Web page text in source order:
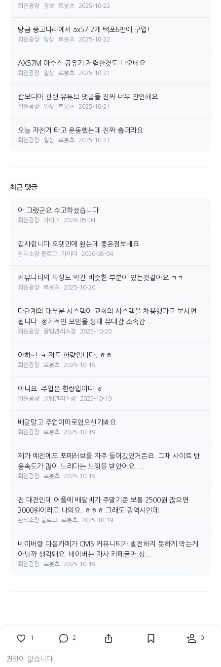
1 2 0
권한이 없습니다.
회원광장 정보 로봇츠 2025-10-22
방금 중고나라에서 ax57 2개 택포6만에 구입!
회원광장 일상 로봇츠 2025-10-22
AX57M 아수스 공유기 저렴한것도 나오네요
회원광장 일상 로봇츠 2025-10-21
캄보디아 관련 유튜브 댓글들 진짜 너무 잔인해요
회원광장 일상 로봇츠 2025-10-21
오늘 자전거 타고 운동했는데 진짜 춥더라요
회원광장 일상 로봇츠 2025-10-21
최근 댓글
아 그랬군요 수고하셨습니다
회원광장 가이더 2026-05-04
감사합니다 오랫민에 욌는데 좋은정보네요
관리소장 블로그 가이더 2026-05-04
커뮤니티의 특성도 약간 비슷한 부분이 있는것같아요 ㅋㅋ
회원광장 로봇츠 2025-10-20
다단계의 대부분 시스템이 교회의 시스템을 차용했다고 보시면
됩니다. 정기적인 모임을 통해 유대감 소속감...
회원광장 꿀팁관리소장 2025-10-20
아하~! ㅋ 저도 한량입니다. ㅎㅎ
회원광장 로봇츠 2025-10-19
아니요. 주업은 한량입이다 ㅎ
회원광장 꿀팁관리소장 2025-10-19
배달말고 주업이따로있으신기봐요
회원광장 로봇츠 2025-10-19
제가 예전에도 포메러브를 자주 들어갔었거든요. 그때 사이트 반
응속도가 많이 느리다는 느낌을 받았어요. ...
회원광장 로봇츠 2025-10-19
전 대전인데 어플에 배달비가 주말기준 보통 2500원 많으면
3000원이라고 나와요. ㅎㅎㅎ 그래도 광역시인데...
관리소장 블로그 로봇츠 2025-10-19
네이버랑 다음카페가 CMS 커뮤니티가 발전하지 못하게 막는게
아닐까 생각돼요. 네이버는 자사 카페글만 상...
회원광장 로봇츠 2025-10-19
쇼케이스
텔레그램 새글 알림